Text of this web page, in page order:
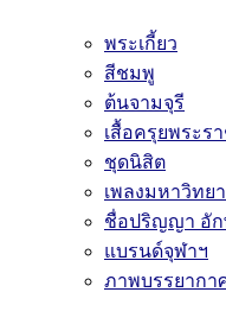
พระเกี้ยว
สีชมพู
ต้นจามจุรี
เสื้อครุยพระร
ชุดนิสิต
เพลงมหาวิทย
ชื่อปริญญา อั
แบรนด์จุฬาฯ
ภาพบรรยากา